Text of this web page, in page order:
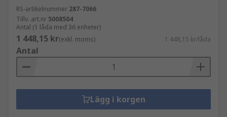
RS-artikelnummer 287-7066
Tillv. art.nr 5008504
Antal (1 låda med 36 enheter)
1 448,15 kr(exkl. moms) 1 448,15 kr/låda
Antal
Lägg i korgen